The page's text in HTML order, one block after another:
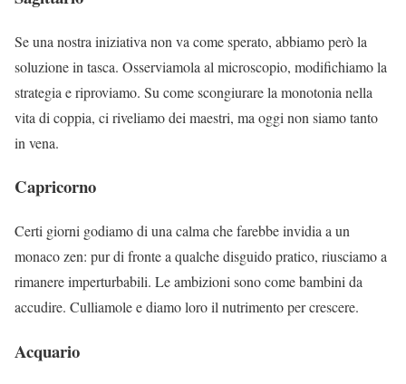
Se una nostra iniziativa non va come sperato, abbiamo però la
soluzione in tasca. Osserviamola al microscopio, modifichiamo la
strategia e riproviamo. Su come scongiurare la monotonia nella
vita di coppia, ci riveliamo dei maestri, ma oggi non siamo tanto
in vena.
Capricorno
Certi giorni godiamo di una calma che farebbe invidia a un
monaco zen: pur di fronte a qualche disguido pratico, riusciamo a
rimanere imperturbabili. Le ambizioni sono come bambini da
accudire. Culliamole e diamo loro il nutrimento per crescere.
Acquario